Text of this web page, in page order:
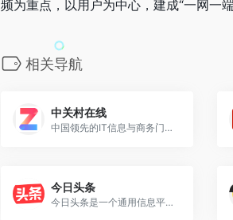
频为重点，以用户为中心，建成“一网一
相关导航
中关村在线
中国领先的IT信息与商务门户, 包括新闻, 商城, 硬件, 下载, 游戏, 手机, 评测等40个大型频道，每天发布大量各类产品促销信息及文章专题，是IT行业的厂商, 经销商, IT产品, 解决方案的提供场所
今日头条
今日头条是一个通用信息平台...